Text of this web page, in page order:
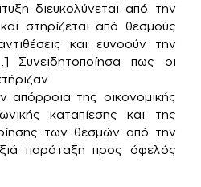
διευκολύνεται από την
στηρίζεται από θεσμούς
και ευνοούν την
Συνειδητοποίησα πως οι
απόρροια της οικονομικής
καταπίεσης και της
των θεσμών από την
παράταξη προς όφελός